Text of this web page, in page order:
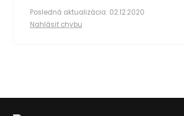
Posledná aktualizácia: 02.12.2020
Nahlásiť chybu